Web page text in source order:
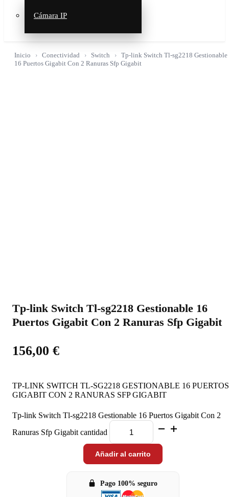
Cámara IP
Inicio Conectividad Switch
Tp-link Switch Tl-sg2218 Gestionable
16 Puertos Gigabit Con 2 Ranuras Sfp Gigabit
Tp-link Switch Tl-sg2218 Gestionable 16
Puertos Gigabit Con 2 Ranuras Sfp Gigabit
156,00 €
TP-LINK SWITCH TL-SG2218 GESTIONABLE 16 PUERTOS
GIGABIT CON 2 RANURAS SFP GIGABIT
Tp-link Switch Tl-sg2218 Gestionable 16 Puertos Gigabit Con 2
Ranuras Sfp Gigabit cantidad
Añadir al carrito
Pago 100% seguro